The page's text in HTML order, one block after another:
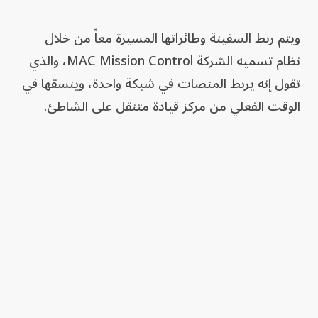
ويتم ربط السفينة وطائراتها المسيرة معاً من خلال
نظام تسميه الشركة MAC Mission Control، والذي
تقول إنه يربط المنصات في شبكة واحدة، وينسقها في
الوقت الفعلي من مركز قيادة متنقل على الشاطئ.